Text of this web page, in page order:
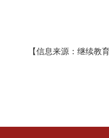
【信息来源：继续